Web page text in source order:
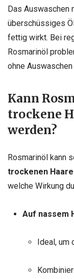
Das Auswaschen
überschüssiges
fettig wirkt. Bei
Rosmarinöl
ohne
Kann
trockene
werden?
Rosmarinöl kann
trockenen
welche Wirkung
Auf nassem
Ideal,